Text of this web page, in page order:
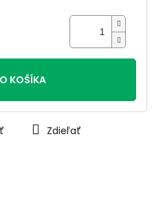
KOŠÍKA
Zdieľať